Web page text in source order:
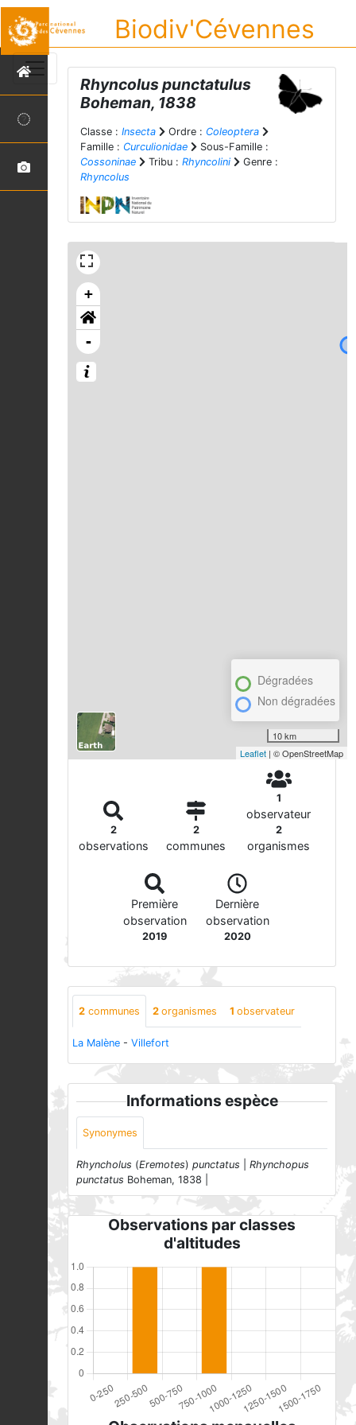
Biodiv'Cévennes
Rhyncolus punctatulus
Boheman, 1838
Classe : Insecta Ordre : Coleoptera
Famille : Curculionidae
Sous-Famille :
Cossoninae
Tribu : Rhyncolini
Genre :
Rhyncolus
+
-
Dégradées
Non dégradées
10 km
Leaflet | © OpenStreetMap
2
observations
2
communes
1
observateur
2
organismes
Première
observation
2019
Dernière
observation
2020
2 communes 2 organismes 1 observateur
La Malène - Villefort
Informations espèce
Synonymes
Rhyncholus (Eremotes) punctatus
Rhynchopus
punctatus Boheman, 1838 |
Observations par classes
d'altitudes